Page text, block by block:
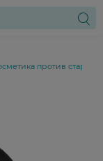
против